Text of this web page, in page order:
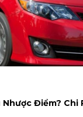
Nhược Điểm? Chi